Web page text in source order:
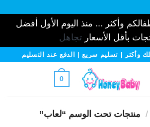
وأكثر ... منذ اليوم الأول أفضل
بأقل الأسعارتجاهل
وأكثر | تسليم سريع | الدفع عند التسليم
0
/ منتجات تحت الوسم “لعاب”